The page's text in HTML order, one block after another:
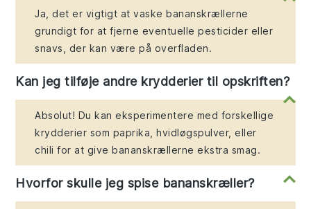
Ja, det er vigtigt at vaske bananskrællerne
grundigt for at fjerne eventuelle pesticider eller
snavs, der kan være på overfladen.
Kan jeg tilføje andre krydderier til opskriften?
Absolut! Du kan eksperimentere med forskellige
krydderier som paprika, hvidløgspulver, eller
chili for at give bananskrællerne ekstra smag.
Hvorfor skulle jeg spise bananskræller?